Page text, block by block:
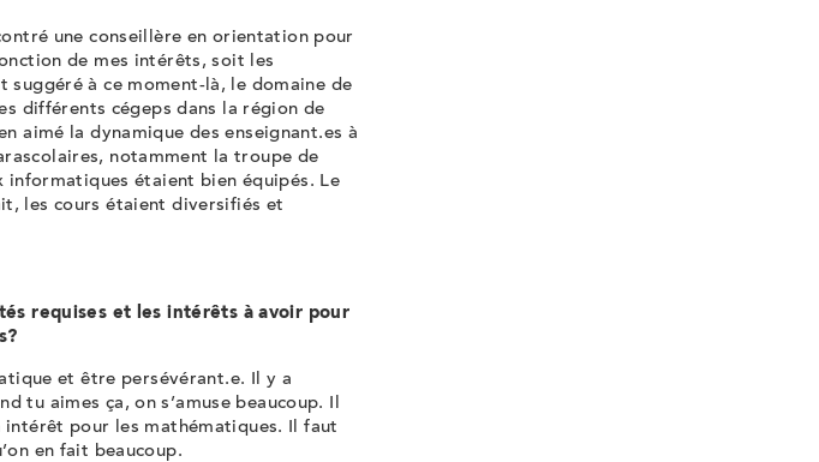
une conseillère en orientation pour
de mes intérêts, soit les
suggéré à ce moment-là, le domaine de
différents cégeps dans la région de
aimé la dynamique des enseignant.es à
notamment la troupe de
informatiques étaient bien équipés. Le
les cours étaient diversifiés et
requises et les intérêts à avoir pour
et être persévérant.e. Il y a
tu aimes ça, on s’amuse beaucoup. Il
pour les mathématiques. Il faut
en fait beaucoup.